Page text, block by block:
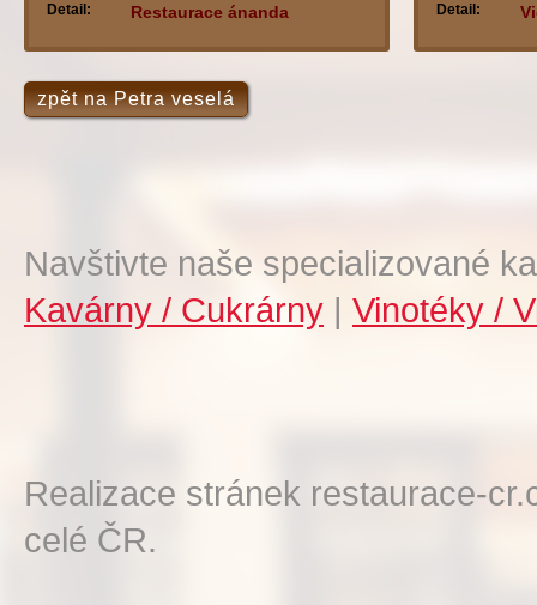
Detail:
Restaurace ánanda
Detail:
zpět na Petra veselá
Navštivte naše specializované
Kavárny / Cukrárny | Vinotéky /
Realizace stránek restaurace-
celé ČR.